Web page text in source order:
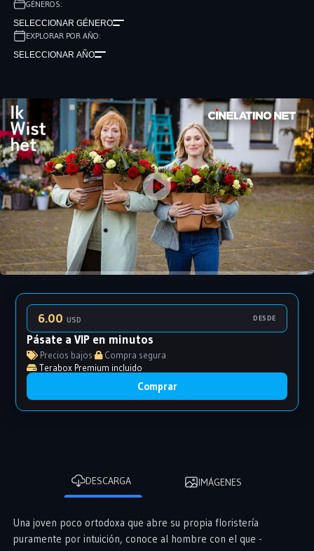
GÉNEROS:
SELECCIONAR GÉNERO
EXPLORAR POR AÑO:
SELECCIONAR AÑO
6.00USD DESDE
Pásate a VIP en minutos
Precios bajos·
Compra segura
Terabox Premium incluido
Comprar
DESCARGA IMÁGENES
Una joven poco ortodoxa que abre su propia floristería
puramente por intuición, conoce al hombre con el que -